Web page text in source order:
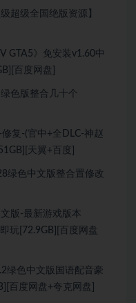
超级全国绝版资源】
GTA5》免安装v1.60中
百度网盘]
色版整合几十个
复-(官中+全DLC-神赵
天翼+百度]
绿色中文版整合置修改
版-最新游戏版本
玩[72.9GB][百度网盘
绿色中文版国语配音豪
百度网盘+夸克网盘]